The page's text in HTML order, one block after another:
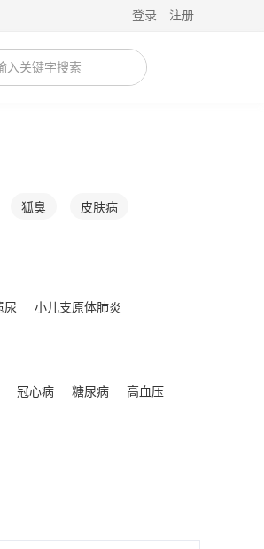
登录 注册
狐臭 皮肤病
尿
小儿支原体肺炎
冠心病 糖尿病
高血压